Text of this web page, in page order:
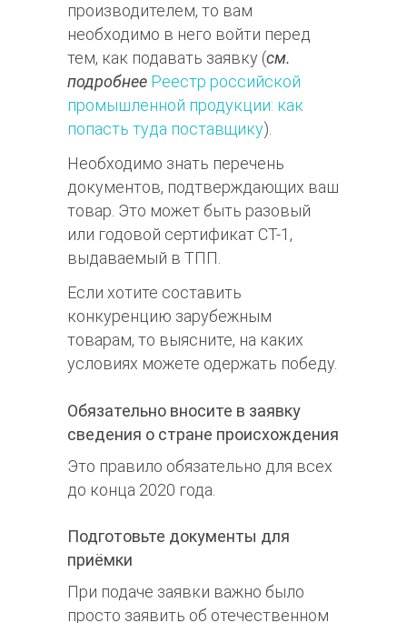
производителем, то вам
необходимо в него войти перед
тем, как подавать заявку (см.
подробнее Реестр российской
промышленной продукции: как
попасть туда поставщику).
Необходимо знать перечень
документов, подтверждающих ваш
товар. Это может быть разовый
или годовой сертификат СТ-1,
выдаваемый в ТПП.
Если хотите составить
конкуренцию зарубежным
товарам, то выясните, на каких
условиях можете одержать победу.
Обязательно вносите в заявку
сведения о стране происхождения
Это правило обязательно для всех
до конца 2020 года.
Подготовьте документы для
приёмки
При подаче заявки важно было
просто заявить об отечественном